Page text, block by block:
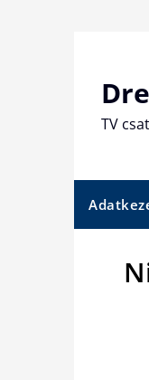
TV